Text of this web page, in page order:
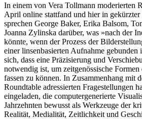
In einem von Vera Tollmann moderierten
April online stattfand und hier in gekürzter
sprechen George Baker, Erika Balsom,
Joan­na Zylinska darüber, was »nach der
könnte, wenn der Prozess der
einer linsenbasierten Aufnahme gebunden
sich, dass eine Präzisierung und
notwendig ist, um zeitgenössische Formen
fassen zu können. In Zusammenhang mit
Roundtable adressierten Fragestellungen
eingeladen, die computergenerierte
Jahrzehnten bewusst als Werkzeuge der
Realität, Medialität, Zeitlichkeit und